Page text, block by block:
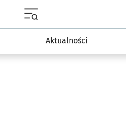
Aktualności